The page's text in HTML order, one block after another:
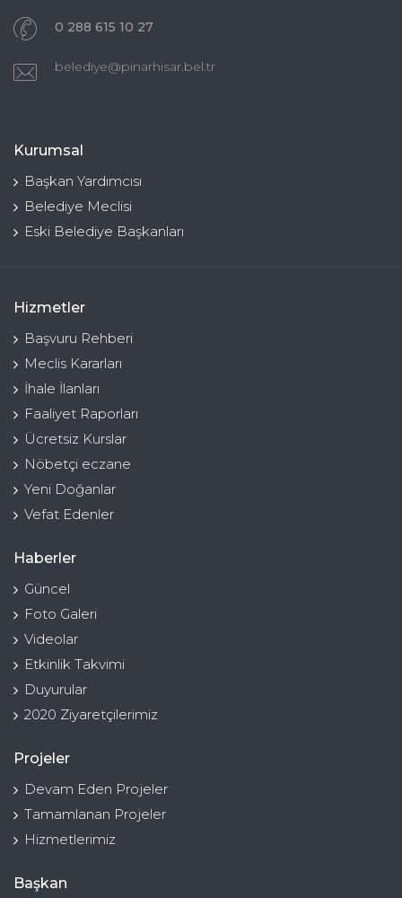
0 288 615 10 27
belediye@pinarhisar.bel.tr
Kurumsal
Başkan Yardımcısı
Belediye Meclisi
Eski Belediye Başkanları
Hizmetler
Başvuru Rehberi
Meclis Kararları
İhale İlanları
Faaliyet Raporları
Ücretsiz Kurslar
Nöbetçi eczane
Yeni Doğanlar
Vefat Edenler
Haberler
Güncel
Foto Galeri
Videolar
Etkinlik Takvimi
Duyurular
2020 Ziyaretçilerimiz
Projeler
Devam Eden Projeler
Tamamlanan Projeler
Hizmetlerimiz
Başkan